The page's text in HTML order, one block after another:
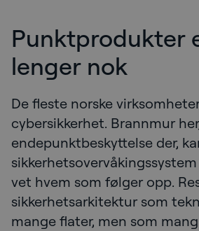
Punktprodukter
lenger nok
De fleste norske
cybersikkerhet. Brannmur
endepunktbeskyttelse der,
vet hvem som følger opp.
sikkerhetsarkitektur som
mange flater, men som